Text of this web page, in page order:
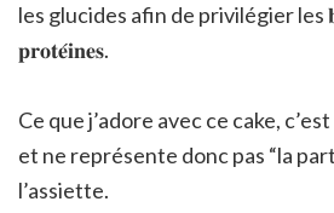
les glucides afin de privilégier les
𝐩𝐫𝐨𝐭𝐞́𝐢𝐧𝐞𝐬.
Ce que j’adore avec ce cake,
et ne représente donc pas “la
l’assiette.